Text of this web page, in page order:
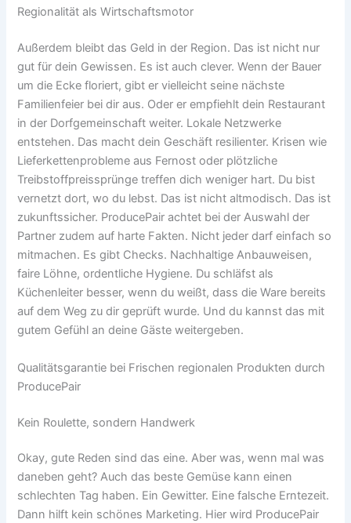
Regionalität als Wirtschaftsmotor
Außerdem bleibt das Geld in der Region. Das ist nicht nur
gut für dein Gewissen. Es ist auch clever. Wenn der Bauer
um die Ecke floriert, gibt er vielleicht seine nächste
Familienfeier bei dir aus. Oder er empfiehlt dein Restaurant
in der Dorfgemeinschaft weiter. Lokale Netzwerke
entstehen. Das macht dein Geschäft resilienter. Krisen wie
Lieferkettenprobleme aus Fernost oder plötzliche
Treibstoffpreissprünge treffen dich weniger hart. Du bist
vernetzt dort, wo du lebst. Das ist nicht altmodisch. Das ist
zukunftssicher. ProducePair achtet bei der Auswahl der
Partner zudem auf harte Fakten. Nicht jeder darf einfach so
mitmachen. Es gibt Checks. Nachhaltige Anbauweisen,
faire Löhne, ordentliche Hygiene. Du schläfst als
Küchenleiter besser, wenn du weißt, dass die Ware bereits
auf dem Weg zu dir geprüft wurde. Und du kannst das mit
gutem Gefühl an deine Gäste weitergeben.
Qualitätsgarantie bei Frischen regionalen Produkten durch
ProducePair
Kein Roulette, sondern Handwerk
Okay, gute Reden sind das eine. Aber was, wenn mal was
daneben geht? Auch das beste Gemüse kann einen
schlechten Tag haben. Ein Gewitter. Eine falsche Erntezeit.
Dann hilft kein schönes Marketing. Hier wird ProducePair